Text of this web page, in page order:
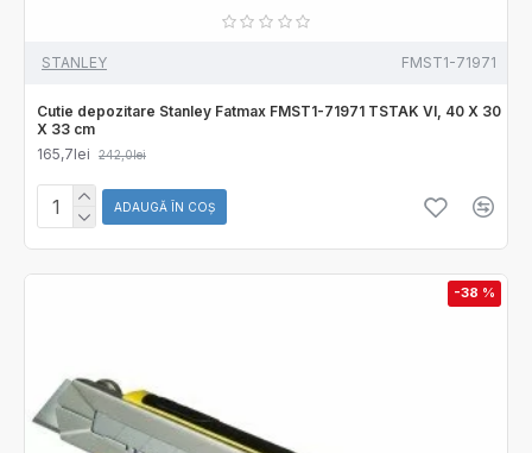
STANLEY FMST1-71971
Cutie depozitare Stanley Fatmax FMST1-71971 TSTAK VI, 40 X 30
X 33 cm
165,7lei
242,0lei
ADAUGĂ ÎN COŞ
-38 %